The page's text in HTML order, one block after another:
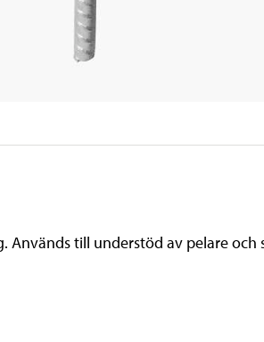
Används till understöd av pelare